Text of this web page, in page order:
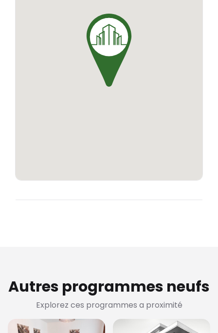
Autres programmes neufs
Explorez ces programmes a proximité